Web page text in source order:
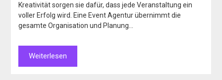
Kreativität sorgen sie dafür, dass jede Veranstaltung ein
voller Erfolg wird. Eine Event Agentur übernimmt die
gesamte Organisation und Planung…
Weiterlesen